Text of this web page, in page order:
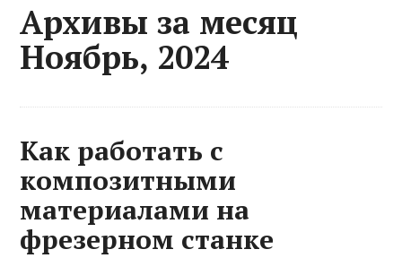
Архивы за месяц
Ноябрь, 2024
Как работать с
композитными
материалами на
фрезерном станке